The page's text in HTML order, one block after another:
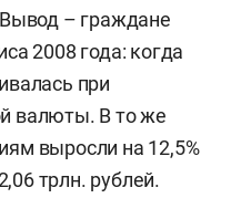
– граждане
2008 года: когда
при
валюты. В то же
выросли на 12,5%
трлн. рублей.